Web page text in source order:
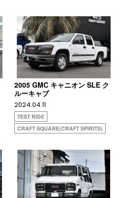
2005 GMC キャニオン SLE ク
ルーキャブ
2024.04.11
TEST RIDE
CRAFT SQUARE(CRAFT SPIRITS)